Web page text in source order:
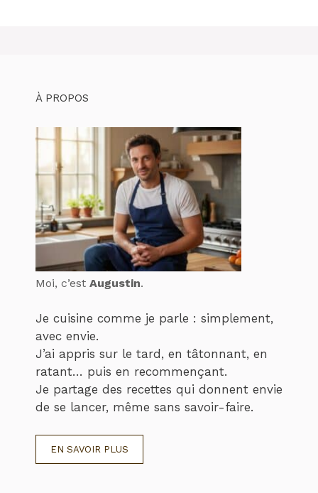
À PROPOS
Moi, c’est Augustin.
Je cuisine comme je parle : simplement,
avec envie.
J’ai appris sur le tard, en tâtonnant, en
ratant… puis en recommençant.
Je partage des recettes qui donnent envie
de se lancer, même sans savoir-faire.
EN SAVOIR PLUS